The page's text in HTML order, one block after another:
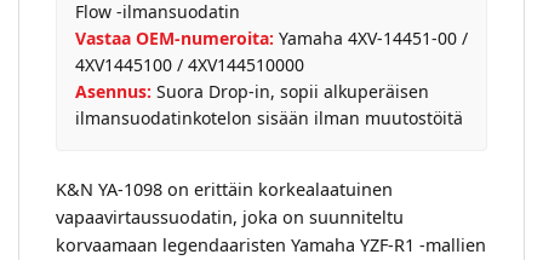
Flow -ilmansuodatin
Vastaa OEM-numeroita: Yamaha 4XV-14451-00 /
4XV1445100 / 4XV144510000
Asennus: Suora Drop-in, sopii alkuperäisen
ilmansuodatinkotelon sisään ilman muutostöitä
K&N YA-1098 on erittäin korkealaatuinen
vapaavirtaussuodatin, joka on suunniteltu
korvaamaan legendaaristen Yamaha YZF-R1 -mallien